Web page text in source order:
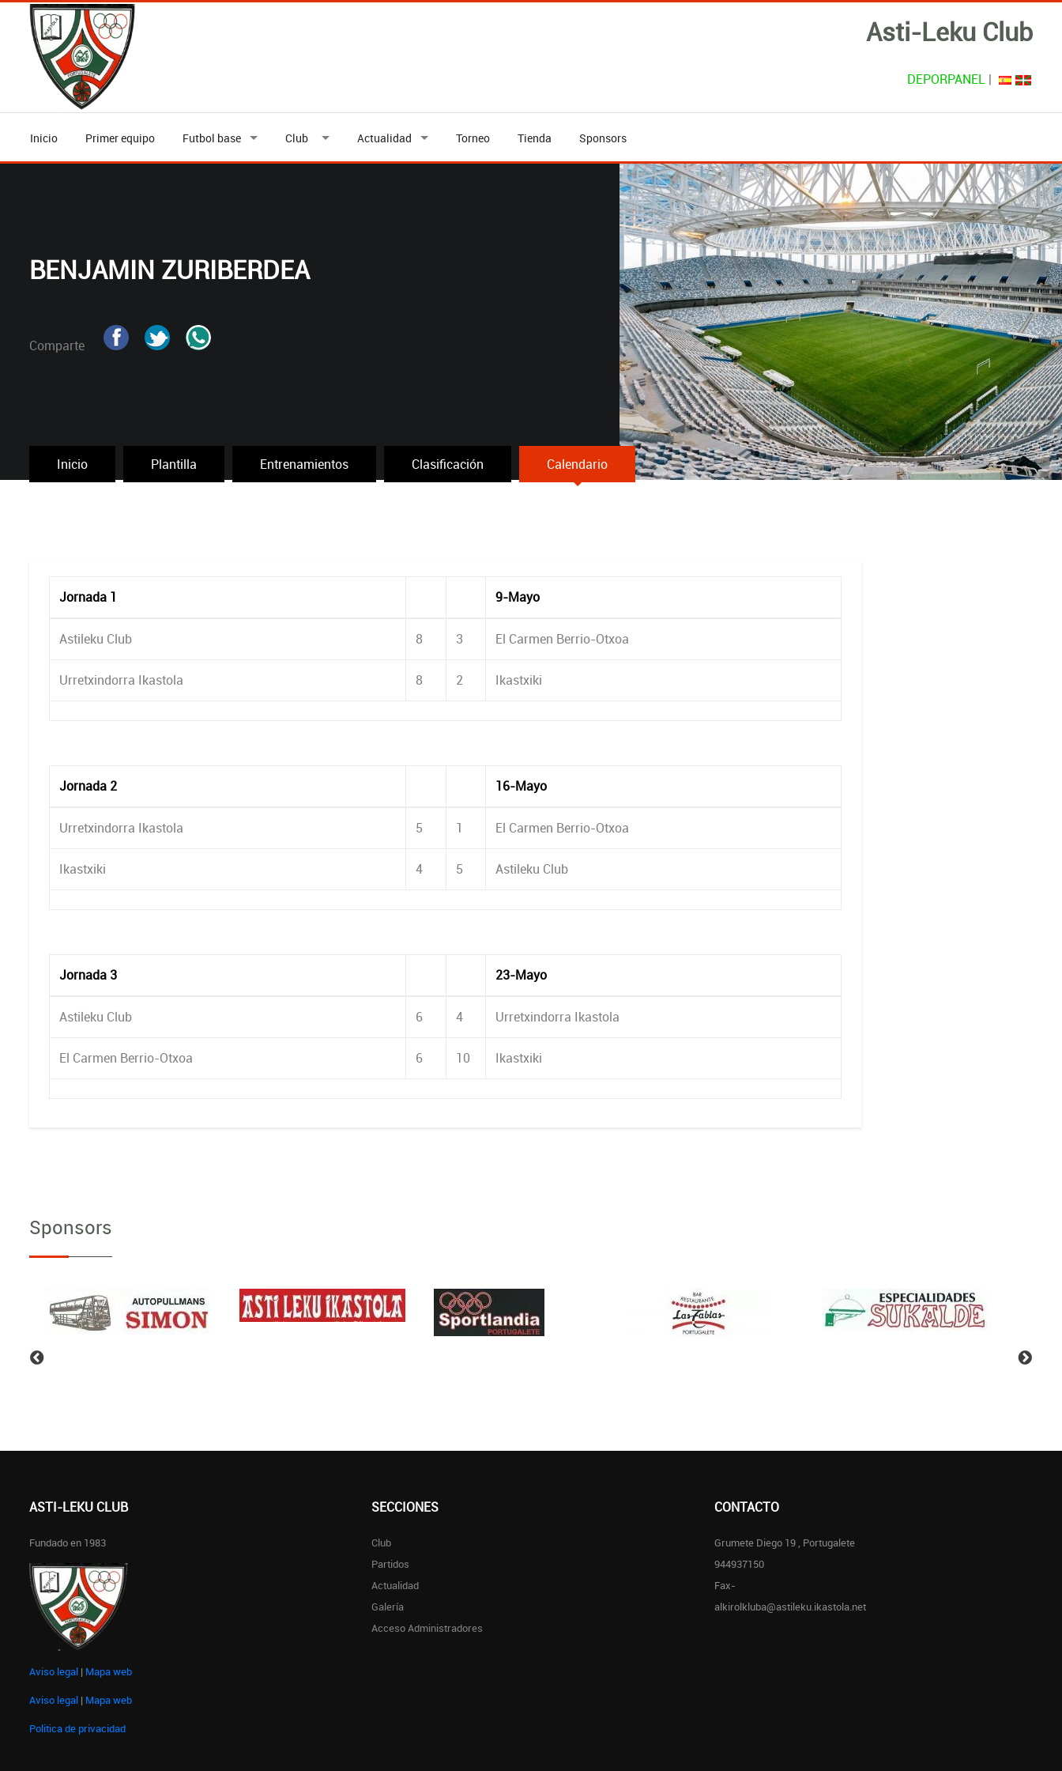
Asti-Leku Club
DEPORPANEL |
Inicio Primer equipo Futbol base Club Actualidad Torneo Tienda Sponsors
BENJAMIN ZURIBERDEA
Comparte
Inicio Plantilla Entrenamientos Clasificación Calendario
Jornada 1 9-Mayo
Astileku Club 8 3 El Carmen Berrio-Otxoa
Urretxindorra Ikastola 8 2 Ikastxiki
Jornada 2 16-Mayo
Urretxindorra Ikastola 5 1 El Carmen Berrio-Otxoa
Ikastxiki 4 5 Astileku Club
Jornada 3 23-Mayo
Astileku Club 6 4 Urretxindorra Ikastola
El Carmen Berrio-Otxoa 6 10 Ikastxiki
Sponsors
ASTI-LEKU CLUB
Fundado en 1983
Aviso legal | Mapa web
Aviso legal | Mapa web
Politica de privacidad
SECCIONES
Club
Partidos
Actualidad
Galería
Acceso Administradores
CONTACTO
Grumete Diego 19 , Portugalete
944937150
Fax-
alkirolkluba@astileku.ikastola.net